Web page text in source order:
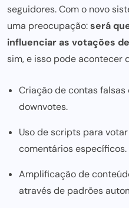
seguidores. Com o novo
uma preocupação:será
influenciar as votações
sim, e isso pode acontecer
Criação de contas
downvotes.
Uso de scripts para
comentários específicos.
Amplificação de
através de padrões